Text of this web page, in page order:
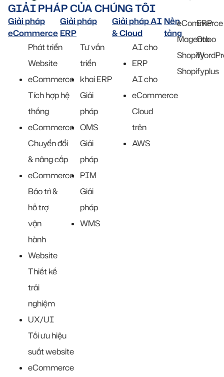
GIẢI PHÁP CỦA CHÚNG TÔI
Giải pháp
eCommerce
Phát triển
Website
eCommerce
Tích hợp hệ
thống
eCommerce
Chuyển đổi
& nâng cấp
eCommerce
Bảo trì &
hỗ trợ
vận
hành
Website
Thiết kế
trải
nghiệm
UX/UI
Tối ưu hiệu
suất website
eCommerce
Giải pháp
ERP
Tư vấn
triển
khai ERP
Giải
pháp
OMS
Giải
pháp
PIM
Giải
pháp
WMS
Giải pháp AI
& Cloud
AI cho
ERP
AI cho
eCommerce
Cloud
trên
AWS
Nền
tảng
eCommerce
Magento
Shopify
Shopifyplus
ERP
Odoo